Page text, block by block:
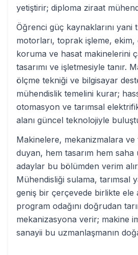
yetiştirir; diploma ziraat
Öğrenci güç kaynaklarını yani
motorları, toprak işleme,
koruma ve hasat makinelerini
tasarımı ve işletmesiyle tanır.
ölçme tekniği ve bilgisayar
mühendislik temelini kurar;
otomasyon ve tarımsal
alanı güncel teknolojiyle
Makinelere, mekanizmalara ve
duyan, hem tasarım hem saha
adaylar bu bölümden verim
Mühendisliği sulama, tarımsal
geniş bir çerçevede birlikte ele
program odağını doğrudan
mekanizasyona verir; makine
sanayii bu uzmanlaşmanın